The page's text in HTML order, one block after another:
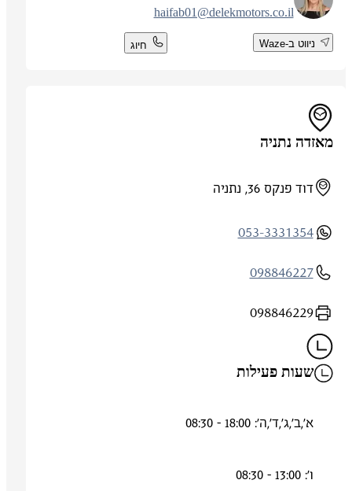
haifab01@delekmotors.co.il
ניווט ב-Waze חיוג
מאזדה נתניה
דוד פנקס 36, נתניה
053-3331354
098846227
098846229
שעות פעילות
א',ב',ג',ד',ה': 18:00 - 08:30